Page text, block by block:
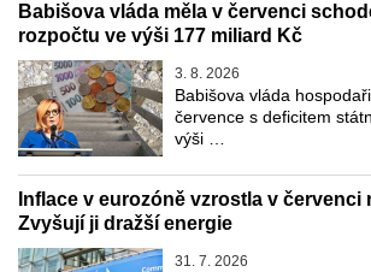
Babišova vláda měla v červenci
rozpočtu ve výši 177 miliard Kč
3. 8. 2026
Babišova vláda
července s deficitem
výši …
Inflace v eurozóně vzrostla v červenci
Zvyšují ji dražší energie
31. 7. 2026